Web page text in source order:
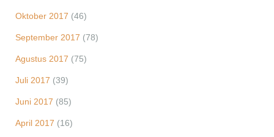
Oktober 2017 (46)
September 2017 (78)
Agustus 2017 (75)
Juli 2017 (39)
Juni 2017 (85)
April 2017 (16)